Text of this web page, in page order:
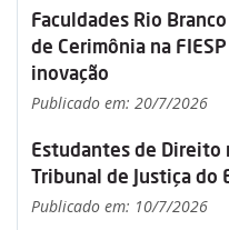
Faculdades Rio
de Cerimônia na
inovação
Publicado em: 20/7/2026
Estudantes de Direito
Tribunal de Justiça do
Publicado em: 10/7/2026